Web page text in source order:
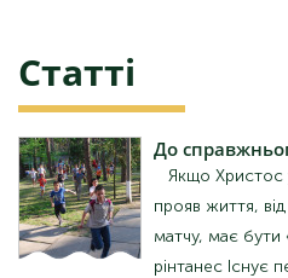
Статті
До
Якщо Христос
прояв життя,
матчу, має
рінтанес Існує